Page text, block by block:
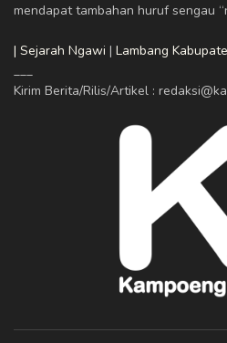
mendapat tambahan huruf sengau
| Sejarah Ngawi | Lambang
Kirim Berita/Rilis/Artikel :